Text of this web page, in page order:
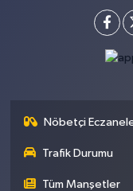
Nöbetçi
Trafik Durumu
Tüm Manşetler